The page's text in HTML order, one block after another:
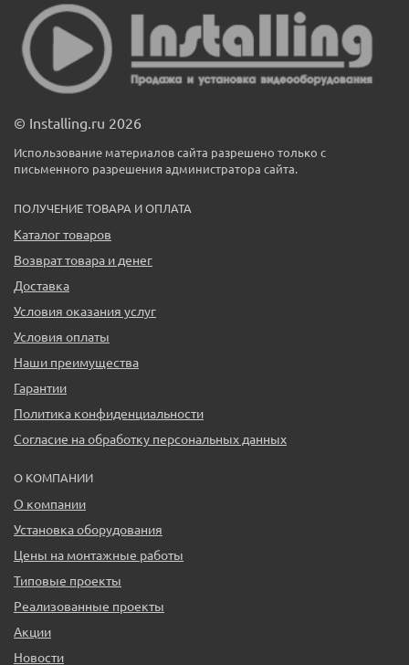
© Installing.ru 2026
Использование материалов сайта разрешено только с
письменного разрешения администратора сайта.
ПОЛУЧЕНИЕ ТОВАРА И ОПЛАТА
Каталог товаров
Возврат товара и денег
Доставка
Условия оказания услуг
Условия оплаты
Наши преимущества
Гарантии
Политика конфиденциальности
Согласие на обработку персональных данных
О КОМПАНИИ
О компании
Установка оборудования
Цены на монтажные работы
Типовые проекты
Реализованные проекты
Акции
Новости